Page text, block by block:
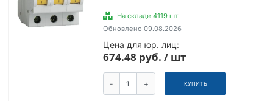
На складе 4119 шт
Обновлено 09.08.2026
Цена для юр. лиц:
674.48 руб. / шт
- + КУПИТЬ